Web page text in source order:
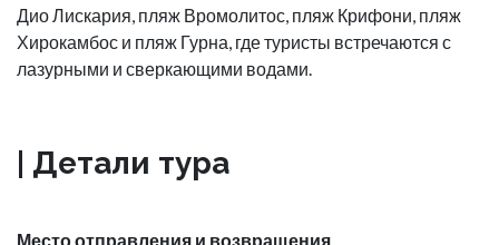
Дио Лискария, пляж Вромолитос, пляж Крифони, пляж
Хирокамбос и пляж Гурна, где туристы встречаются с
лазурными и сверкающими водами.
| Детали тура
Место отправления и возвращения